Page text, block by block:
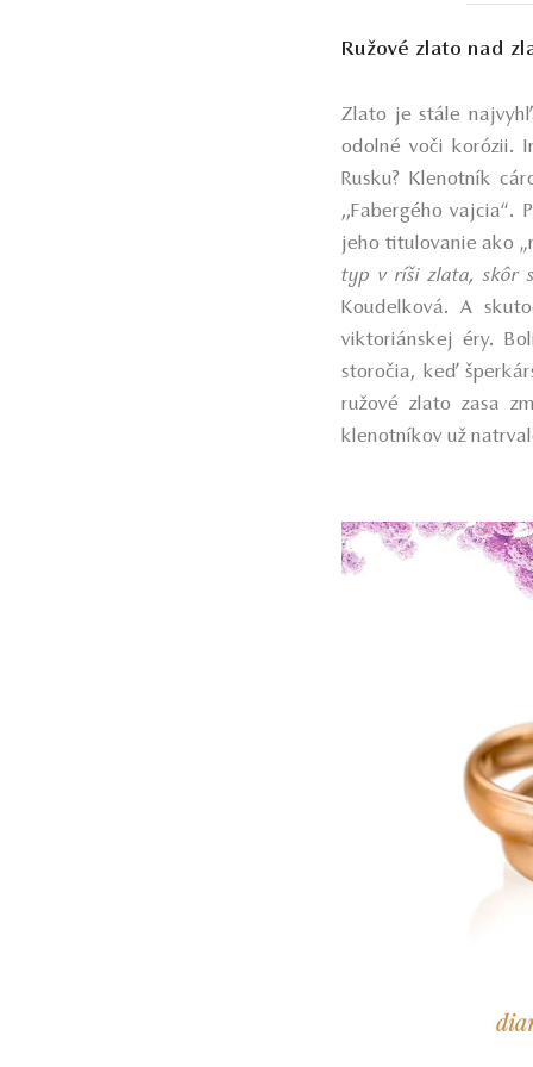
Ružové zlato nad
Zlato je stále
odolné voči korózii.
Rusku? Klenotník
,,Fabergého vajcia“.
jeho titulovanie ako
typ v ríši zlata, skôr
Koudelková. A
viktoriánskej éry.
storočia, keď
ružové zlato zasa
klenotníkov už